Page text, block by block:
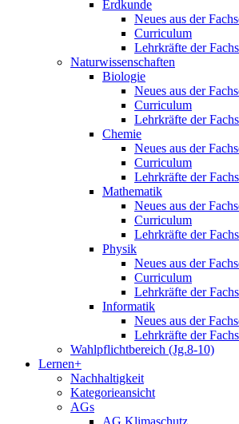
Erdkunde
Neues aus der
Curriculum
Lehrkräfte der
Naturwissenschaften
Biologie
Neues aus der
Curriculum
Lehrkräfte der
Chemie
Neues aus der
Curriculum
Lehrkräfte der
Mathematik
Neues aus der
Curriculum
Lehrkräfte der
Physik
Neues aus der
Curriculum
Lehrkräfte der
Informatik
Neues aus der
Lehrkräfte der
Wahlpflichtbereich (Jg.8-10)
Lernen+
Nachhaltigkeit
Kategorieansicht
AGs